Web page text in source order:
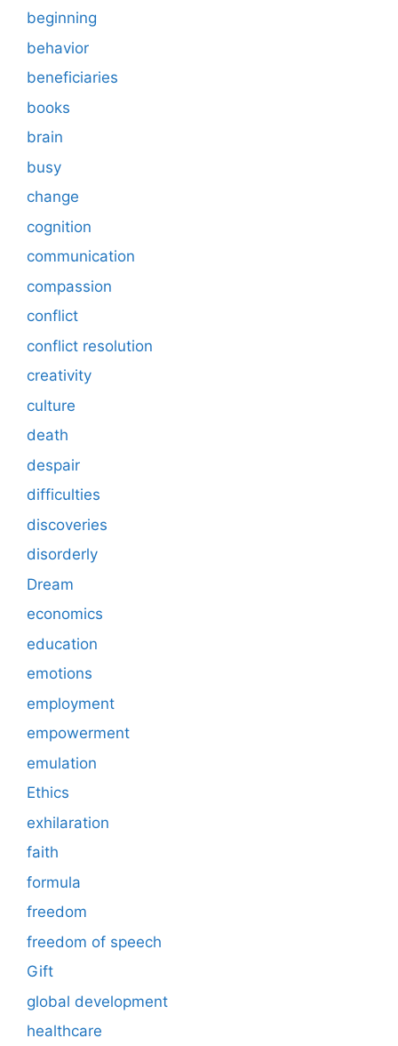
beginning
behavior
beneficiaries
books
brain
busy
change
cognition
communication
compassion
conflict
conflict resolution
creativity
culture
death
despair
difficulties
discoveries
disorderly
Dream
economics
education
emotions
employment
empowerment
emulation
Ethics
exhilaration
faith
formula
freedom
freedom of speech
Gift
global development
healthcare